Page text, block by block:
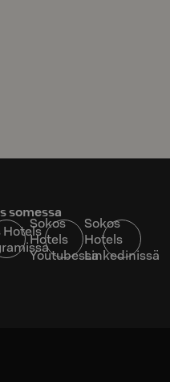
somessa
HotelsSokos
Hotels
Youtubessa
Sokos
Hotels
Linkedinissä